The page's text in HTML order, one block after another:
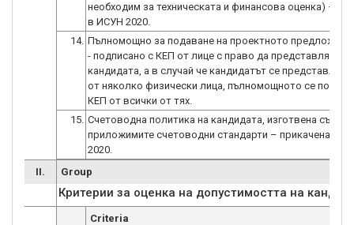
необходим за техническата и финансова оценка)
в ИСУН 2020.
14. Пълномощно за подаване на проектното
- подписано с КЕП от лице с право да представлява
кандидата, а в случай че кандидатът се
от няколко физически лица, пълномощното се
КЕП от всички от тях.
15. Счетоводна политика на кандидата, изготвена
приложимите счетоводни стандарти – прикачена в
2020.
II.
Group
Критерии за оценка на допустимостта на
Criteria